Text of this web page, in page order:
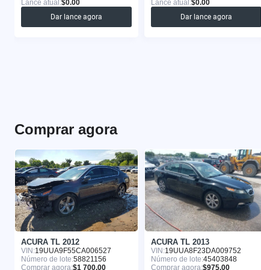
Lance atual:$0.00
Dar lance agora
Lance atual:$0.00
Dar lance agora
Comprar agora
ACURA TL 2012
VIN:19UUA9F55CA006527
Número de lote:58821156
Comprar agora:$1 700.00
ACURA TL 2013
VIN:19UUA8F23DA009752
Número de lote:45403848
Comprar agora:$975.00